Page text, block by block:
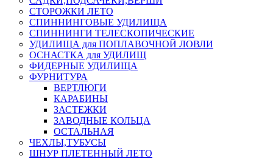
СТОРОЖКИ ЛЕТО
СПИННИНГОВЫЕ УДИЛИЩА
СПИННИНГИ ТЕЛЕСКОПИЧЕСКИЕ
УДИЛИЩА для ПОПЛАВОЧНОЙ ЛОВЛИ
ОСНАСТКА для УДИЛИЩ
ФИДЕРНЫЕ УДИЛИЩА
ФУРНИТУРА
ВЕРТЛЮГИ
КАРАБИНЫ
ЗАСТЕЖКИ
ЗАВОДНЫЕ КОЛЬЦА
ОСТАЛЬНАЯ
ЧЕХЛЫ,ТУБУСЫ
ШНУР ПЛЕТЕННЫЙ ЛЕТО